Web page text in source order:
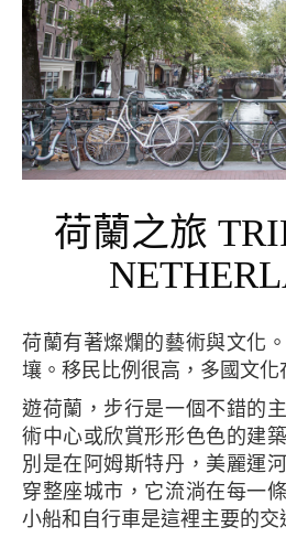
荷蘭之旅 TRIP TO THE
荷蘭有著燦爛的藝術與文化。它與比利時和德國接
壤。移民比例很高，多國文化
遊荷蘭，步行是一個不錯的主意。參觀博物館，藝
術中心或欣賞形形色色的建
別是在阿姆斯特丹，美麗運
穿整座城市，它流淌在每一
小船和自行車是這裡主要的交